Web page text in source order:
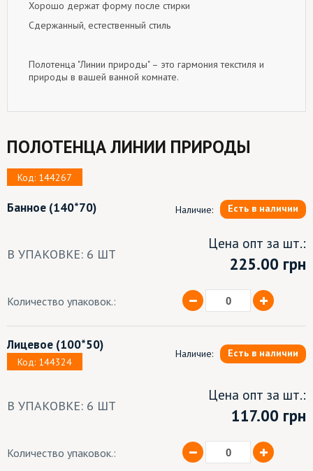
Хорошо держат форму после стирки
Сдержанный, естественный стиль
Полотенца "Линии природы" – это гармония текстиля и
природы в вашей ванной комнате.
ПОЛОТЕНЦА ЛИНИИ ПРИРОДЫ
Код: 144267
Банное (140*70) Наличие: Есть в наличии
В УПАКОВКЕ: 6 ШТ
Цена опт за шт.:
225.00 грн
Количество упаковок.:
Лицевое (100*50)
Код: 144324
Наличие: Есть в наличии
В УПАКОВКЕ: 6 ШТ
Цена опт за шт.:
117.00 грн
Количество упаковок.: